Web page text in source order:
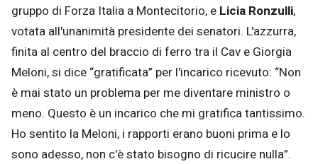
gruppo di Forza Italia a Montecitorio, e Licia Ronzulli,
votata all'unanimità presidente dei senatori. L'azzurra,
finita al centro del braccio di ferro tra il Cav e Giorgia
Meloni, si dice “gratificata” per l'incarico ricevuto: “Non
è mai stato un problema per me diventare ministro o
meno. Questo è un incarico che mi gratifica tantissimo.
Ho sentito la Meloni, i rapporti erano buoni prima e lo
sono adesso, non c'è stato bisogno di ricucire nulla”.